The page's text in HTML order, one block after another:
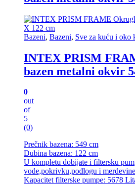
Bazeni, Bazeni, Sve za kuću i oko
INTEX PRISM
bazen metalni okvir
0
out
of
5
(0)
Prečnik bazena: 549 cm
Dubina bazena: 122 cm
U kompletu dobijate i filtersku
vode,pokrivku,podlogu i merdevine
Kapacitet filterske pumpe: 5678